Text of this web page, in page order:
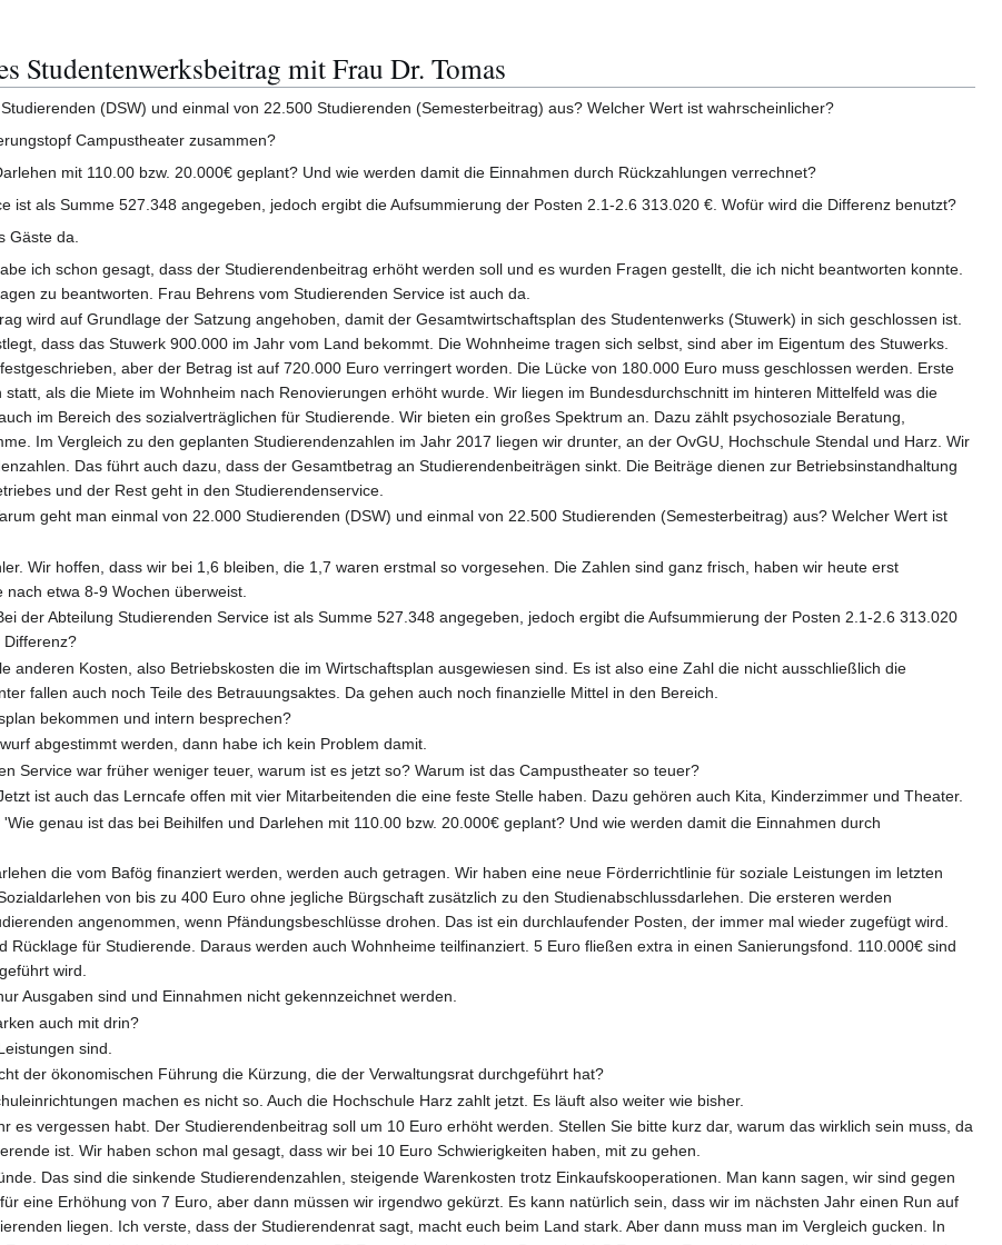
Studentenwerksbeitrag mit Frau Dr. Tomas
(DSW) und einmal von 22.500 Studierenden (Semesterbeitrag) aus? Welcher Wert ist wahrscheinlicher?
Campustheater zusammen?
mit 110.00 bzw. 20.000€ geplant? Und wie werden damit die Einnahmen durch Rückzahlungen verrechnet?
ist als Summe 527.348 angegeben, jedoch ergibt die Aufsummierung der Posten 2.1-2.6 313.020 €. Wofür wird die Differenz benutzt?
Gäste da.
ich schon gesagt, dass der Studierendenbeitrag erhöht werden soll und es wurden Fragen gestellt, die ich nicht beantworten konnte.
zu beantworten. Frau Behrens vom Studierenden Service ist auch da.
wird auf Grundlage der Satzung angehoben, damit der Gesamtwirtschaftsplan des Studentenwerks (Stuwerk) in sich geschlossen ist.
dass das Stuwerk 900.000 im Jahr vom Land bekommt. Die Wohnheime tragen sich selbst, sind aber im Eigentum des Stuwerks.
aber der Betrag ist auf 720.000 Euro verringert worden. Die Lücke von 180.000 Euro muss geschlossen werden. Erste
als die Miete im Wohnheim nach Renovierungen erhöht wurde. Wir liegen im Bundesdurchschnitt im hinteren Mittelfeld was die
im Bereich des sozialverträglichen für Studierende. Wir bieten ein großes Spektrum an. Dazu zählt psychosoziale Beratung,
Im Vergleich zu den geplanten Studierendenzahlen im Jahr 2017 liegen wir drunter, an der OvGU, Hochschule Stendal und Harz. Wir
Das führt auch dazu, dass der Gesamtbetrag an Studierendenbeiträgen sinkt. Die Beiträge dienen zur Betriebsinstandhaltung
und der Rest geht in den Studierendenservice.
geht man einmal von 22.000 Studierenden (DSW) und einmal von 22.500 Studierenden (Semesterbeitrag) aus? Welcher Wert ist
Wir hoffen, dass wir bei 1,6 bleiben, die 1,7 waren erstmal so vorgesehen. Die Zahlen sind ganz frisch, haben wir heute erst
etwa 8-9 Wochen überweist.
der Abteilung Studierenden Service ist als Summe 527.348 angegeben, jedoch ergibt die Aufsummierung der Posten 2.1-2.6 313.020
Differenz?
anderen Kosten, also Betriebskosten die im Wirtschaftsplan ausgewiesen sind. Es ist also eine Zahl die nicht ausschließlich die
fallen auch noch Teile des Betrauungsaktes. Da gehen auch noch finanzielle Mittel in den Bereich.
bekommen und intern besprechen?
abgestimmt werden, dann habe ich kein Problem damit.
Service war früher weniger teuer, warum ist es jetzt so? Warum ist das Campustheater so teuer?
ist auch das Lerncafe offen mit vier Mitarbeitenden die eine feste Stelle haben. Dazu gehören auch Kita, Kinderzimmer und Theater.
genau ist das bei Beihilfen und Darlehen mit 110.00 bzw. 20.000€ geplant? Und wie werden damit die Einnahmen durch
die vom Bafög finanziert werden, werden auch getragen. Wir haben eine neue Förderrichtlinie für soziale Leistungen im letzten
von bis zu 400 Euro ohne jegliche Bürgschaft zusätzlich zu den Studienabschlussdarlehen. Die ersteren werden
angenommen, wenn Pfändungsbeschlüsse drohen. Das ist ein durchlaufender Posten, der immer mal wieder zugefügt wird.
Rücklage für Studierende. Daraus werden auch Wohnheime teilfinanziert. 5 Euro fließen extra in einen Sanierungsfond. 110.000€ sind
wird.
Ausgaben sind und Einnahmen nicht gekennzeichnet werden.
auch mit drin?
sind.
der ökonomischen Führung die Kürzung, die der Verwaltungsrat durchgeführt hat?
machen es nicht so. Auch die Hochschule Harz zahlt jetzt. Es läuft also weiter wie bisher.
es vergessen habt. Der Studierendenbeitrag soll um 10 Euro erhöht werden. Stellen Sie bitte kurz dar, warum das wirklich sein muss, da
ist. Wir haben schon mal gesagt, dass wir bei 10 Euro Schwierigkeiten haben, mit zu gehen.
Das sind die sinkende Studierendenzahlen, steigende Warenkosten trotz Einkaufskooperationen. Man kann sagen, wir sind gegen
eine Erhöhung von 7 Euro, aber dann müssen wir irgendwo gekürzt. Es kann natürlich sein, dass wir im nächsten Jahr einen Run auf
liegen. Ich verste, dass der Studierendenrat sagt, macht euch beim Land stark. Aber dann muss man im Vergleich gucken. In